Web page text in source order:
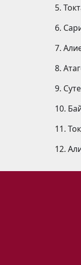
5.
6.
7.
8.
9.
10.
11.
12.